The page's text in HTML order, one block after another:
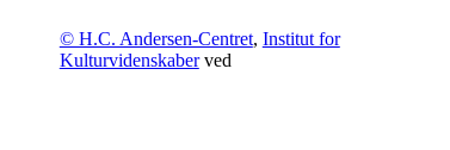
© H.C. Andersen-Centret, Institut for
Kulturvidenskaberved